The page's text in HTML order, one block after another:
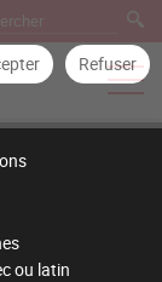
Refuser
ou latin